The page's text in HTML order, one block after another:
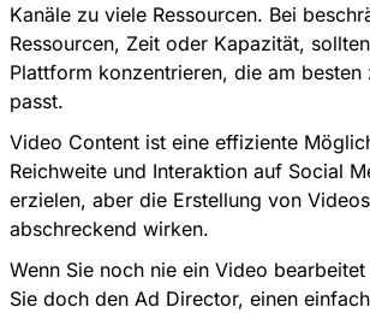
Kanäle zu viele Ressourcen. Bei
Ressourcen, Zeit oder Kapazität,
Plattform konzentrieren, die am besten
passt.
Video Content ist eine effiziente
Reichweite und Interaktion auf Social
erzielen, aber die Erstellung von
abschreckend wirken.
Wenn Sie noch nie ein Video
Sie doch den Ad Director, einen